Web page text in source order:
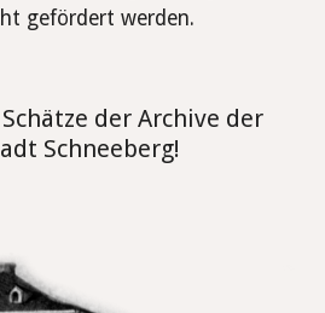
gefördert werden.
der Archive der
Schneeberg!